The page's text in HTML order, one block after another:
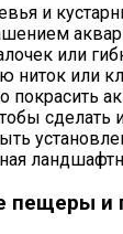
и
или
ниток или
покрасить
сделать
пещеры и